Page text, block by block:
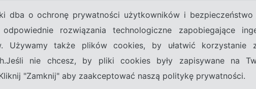
dba o ochronę prywatności użytkowników i
rozwiązania technologiczne zapobiegające
Używamy także plików cookies, by ułatwić
nie chcesz, by pliki cookies były zapisywane na
"Zamknij" aby zaakceptować naszą politykę prywatności.